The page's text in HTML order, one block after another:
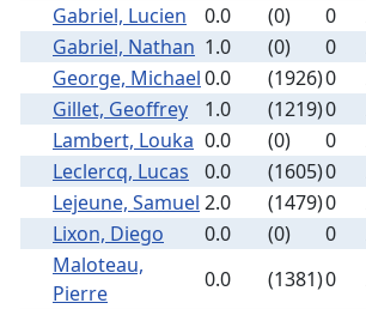
Gabriel, Lucien
0.0 (0) 0
Gabriel, Nathan 1.0 (0) 0
George, Michael0.0 (1926)0
Gillet, Geoffrey
1.0 (1219)0
Lambert, Louka 0.0 (0) 0
Leclercq, Lucas
0.0 (1605)0
Lejeune, Samuel 2.0 (1479)0
Lixon, Diego
0.0 (0) 0
Maloteau,
Pierre
0.0 (1381)0